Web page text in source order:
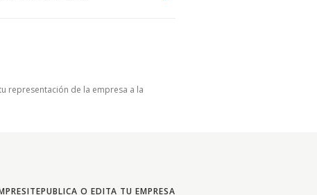
representación de la empresa a la
PUBLICA O EDITA TU EMPRESA